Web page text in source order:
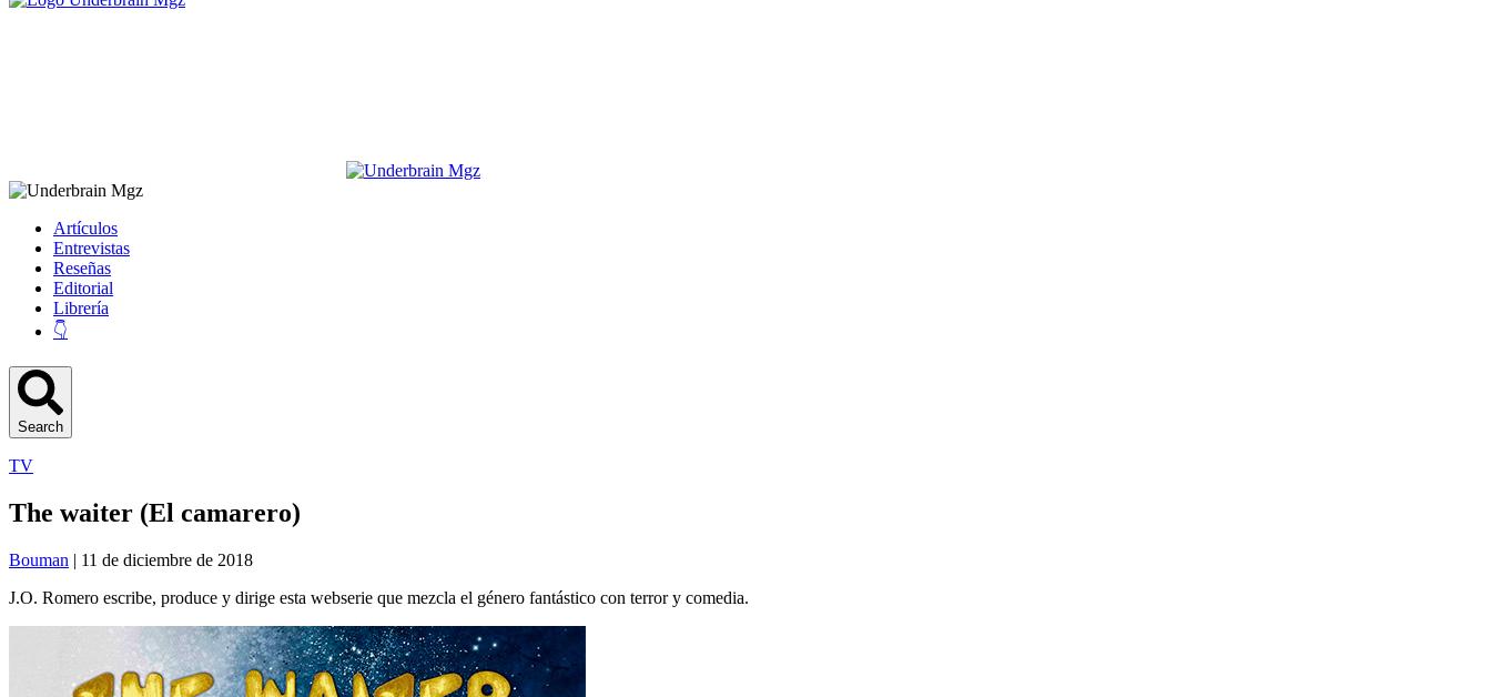
Artículos
Entrevistas
Reseñas
Editorial
Librería
👇
Search
TV
The waiter (El camarero)
Bouman | 11 de diciembre de 2018
J.O. Romero escribe, produce y dirige esta webserie que mezcla el género fantástico con terror y comedia.